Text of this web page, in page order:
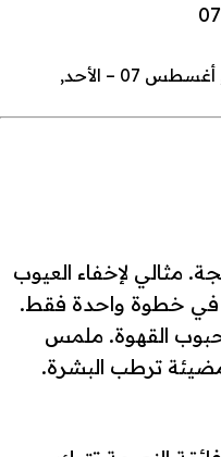
الجمعة, أغسطس 07 – الأحد,
مثالي لإخفاء العيوب
في خطوة واحدة فقط.
القهوة. ملمس
ترطب البشرة.